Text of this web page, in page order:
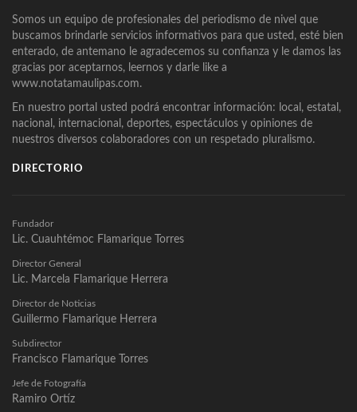
Somos un equipo de profesionales del periodismo de nivel que
buscamos brindarle servicios informativos para que usted, esté bien
enterado, de antemano le agradecemos su confianza y le damos las
gracias por aceptarnos, leernos y darle like a
www.notatamaulipas.com.
En nuestro portal usted podrá encontrar información: local, estatal,
nacional, internacional, deportes, espectáculos y opiniones de
nuestros diversos colaboradores con un respetado pluralismo.
DIRECTORIO
Fundador
Lic. Cuauhtémoc Flamarique Torres
Director General
Lic. Marcela Flamarique Herrera
Director de Noticias
Guillermo Flamarique Herrera
Subdirector
Francisco Flamarique Torres
Jefe de Fotografía
Ramiro Ortíz